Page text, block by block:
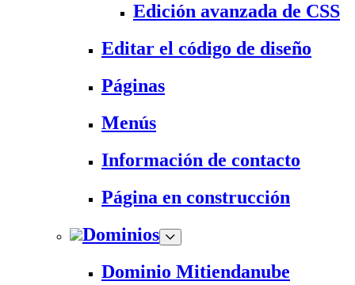
Edición avanzada de CSS
Editar el código de diseño
Páginas
Menús
Información de contacto
Página en construcción
Dominios
Dominio Mitiendanube